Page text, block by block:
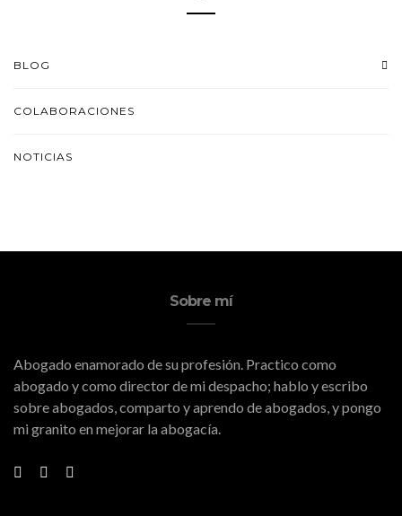
BLOG
COLABORACIONES
NOTICIAS
Sobre mí
Abogado enamorado de su profesión. Practico como
abogado y como director de mi despacho; hablo y escribo
sobre abogados, comparto y aprendo de abogados, y pongo
mi granito en mejorar la abogacía.